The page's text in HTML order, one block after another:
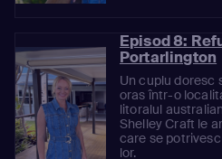
Episod 8:
Portarlington
Un cuplu doresc
oras într-o
litoralul
Shelley Craft le
care se
lor.